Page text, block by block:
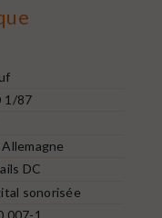
1/87
Allemagne
DC
sonorisée